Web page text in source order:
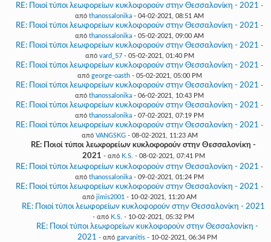
RE: Ποιοί τύποι λεωφορείων κυκλοφορούν στην Θεσσαλονίκη - 2021 -
από thanossalonika - 04-02-2021, 08:51 AM
RE: Ποιοί τύποι λεωφορείων κυκλοφορούν στην Θεσσαλονίκη - 2021 -
από thanossalonika - 05-02-2021, 09:00 AM
RE: Ποιοί τύποι λεωφορείων κυκλοφορούν στην Θεσσαλονίκη - 2021 -
από vard_57- 05-02-2021, 01:40 PM
RE: Ποιοί τύποι λεωφορείων κυκλοφορούν στην Θεσσαλονίκη - 2021 -
από george-oasth- 05-02-2021, 05:00 PM
RE: Ποιοί τύποι λεωφορείων κυκλοφορούν στην Θεσσαλονίκη - 2021 -
από thanossalonika - 06-02-2021, 10:43 PM
RE: Ποιοί τύποι λεωφορείων κυκλοφορούν στην Θεσσαλονίκη - 2021 -
από thanossalonika - 07-02-2021, 07:19 PM
RE: Ποιοί τύποι λεωφορείων κυκλοφορούν στην Θεσσαλονίκη - 2021 -
από VANGSKG- 08-02-2021, 11:23 AM
RE: Ποιοί τύποι λεωφορείων κυκλοφορούν στην Θεσσαλονίκη -
2021 - από K.S. - 08-02-2021, 07:41 PM
RE: Ποιοί τύποι λεωφορείων κυκλοφορούν στην Θεσσαλονίκη - 2021 -
από thanossalonika - 09-02-2021, 01:24 PM
RE: Ποιοί τύποι λεωφορείων κυκλοφορούν στην Θεσσαλονίκη - 2021 -
από jimis2001 - 10-02-2021, 11:20 AM
RE: Ποιοί τύποι λεωφορείων κυκλοφορούν στην Θεσσαλονίκη - 2021
- από K.S. - 10-02-2021, 05:32 PM
RE: Ποιοί τύποι λεωφορείων κυκλοφορούν στην Θεσσαλονίκη -
2021 - από garvanitis - 10-02-2021, 06:34 PM